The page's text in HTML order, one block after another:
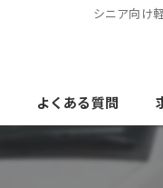
シニア向け
よくある質問